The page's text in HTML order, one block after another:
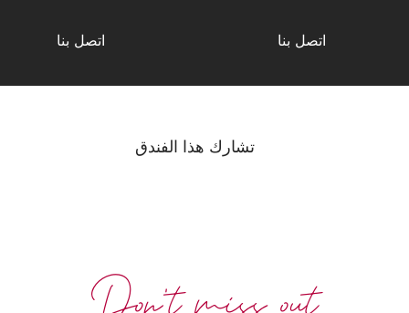
اتصل بنا اتصل بنا
تشارك هذا الفندق